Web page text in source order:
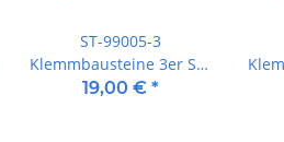
ST-99005-3
Klemmbausteine 3er Set
Großer Baum grün
19,00 € *